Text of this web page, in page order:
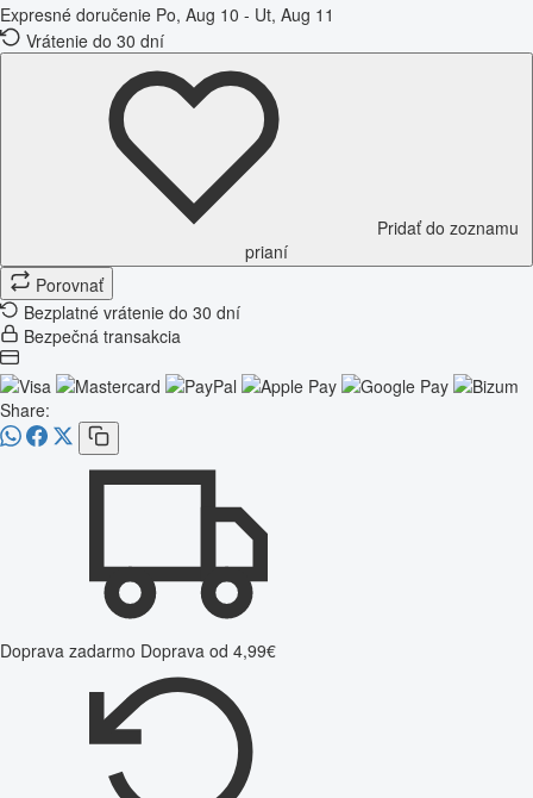
Expresné doručenie Po, Aug 10 - Ut, Aug 11
Vrátenie do 30 dní
Pridať do zoznamu
prianí
Porovnať
Bezplatné vrátenie do 30 dní
Bezpečná transakcia
Share:
Doprava zadarmo Doprava od 4,99€